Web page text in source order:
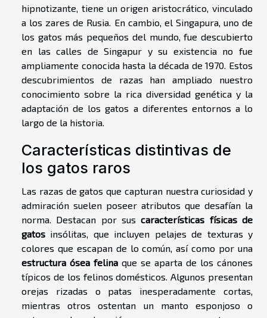
hipnotizante, tiene un origen aristocrático, vinculado
a los zares de Rusia. En cambio, el Singapura, uno de
los gatos más pequeños del mundo, fue descubierto
en las calles de Singapur y su existencia no fue
ampliamente conocida hasta la década de 1970. Estos
descubrimientos de razas han ampliado nuestro
conocimiento sobre la rica diversidad genética y la
adaptación de los gatos a diferentes entornos a lo
largo de la historia.
Características distintivas de
los gatos raros
Las razas de gatos que capturan nuestra curiosidad y
admiración suelen poseer atributos que desafían la
norma. Destacan por suscaracterísticas físicas de
gatos insólitas, que incluyen pelajes de texturas y
colores que escapan de lo común, así como por una
estructura ósea felina que se aparta de los cánones
típicos de los felinos domésticos. Algunos presentan
orejas rizadas o patas inesperadamente cortas,
mientras otros ostentan un manto esponjoso o